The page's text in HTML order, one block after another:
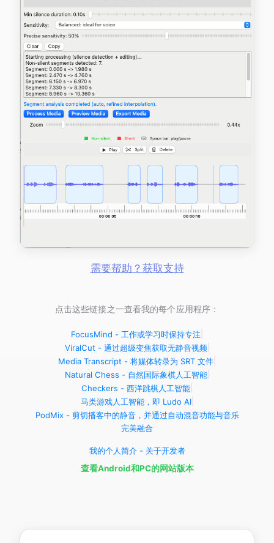
需要帮助？获取支持
点击这些链接之一查看我的每个应用程序：
FocusMind - 工作或学习时保持专注
ViralCut - 通过超级变焦获取无静音视频|
Media Transcript - 将媒体转录为 SRT 文件
Natural Chess - 自然国际象棋人工智能|
Checkers - 西洋跳棋人工智能
马类游戏人工智能，即 Ludo AI|
PodMix - 剪切播客中的静音，并通过自动混音功能与音乐
完美融合
我的个人简介 - 关于开发者
查看Android和PC的网站版本